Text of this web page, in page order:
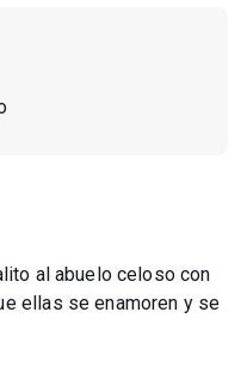
al abuelo celoso con
ellas se enamoren y se